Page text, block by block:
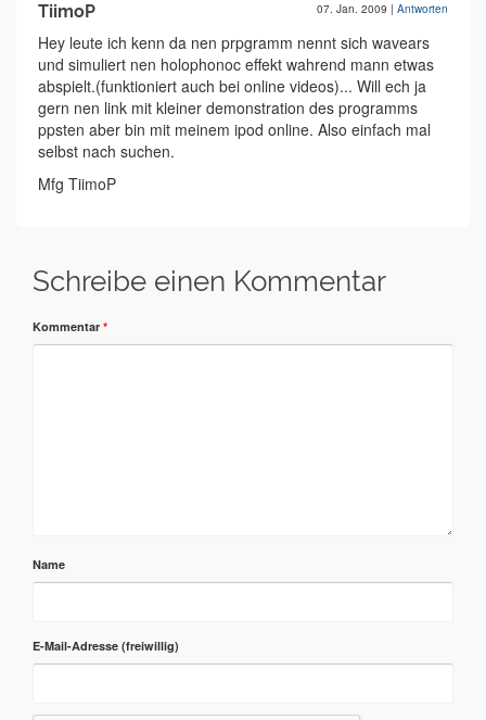
TiimoP 07. Jan. 2009 | Antworten
Hey leute ich kenn da nen prpgramm nennt sich wavears
und simuliert nen holophonoc effekt wahrend mann etwas
abspielt.(funktioniert auch bei online videos)... Will ech ja
gern nen link mit kleiner demonstration des programms
ppsten aber bin mit meinem ipod online. Also einfach mal
selbst nach suchen.
Mfg TiimoP
Schreibe einen Kommentar
Kommentar *
Name
E-Mail-Adresse